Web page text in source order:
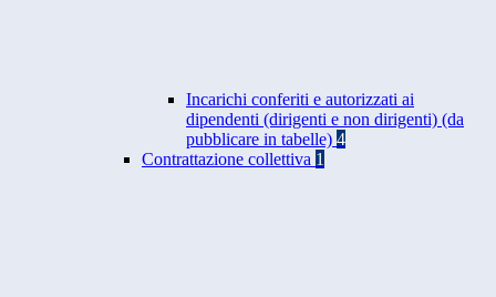
Incarichi conferiti e autorizzati ai
dipendenti (dirigenti e non dirigenti) (da
pubblicare in tabelle) 4
Contrattazione collettiva 1